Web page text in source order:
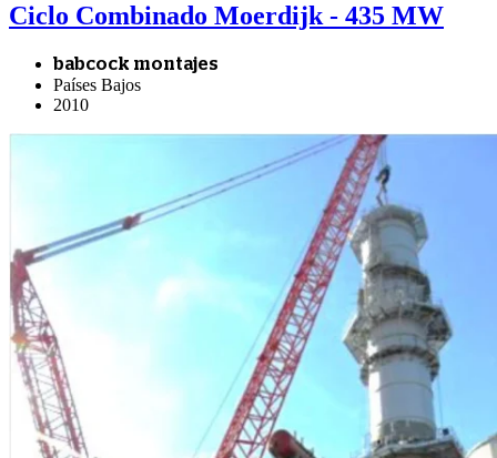
Ciclo Combinado Moerdijk - 435 MW
babcock montajes
Países Bajos
2010